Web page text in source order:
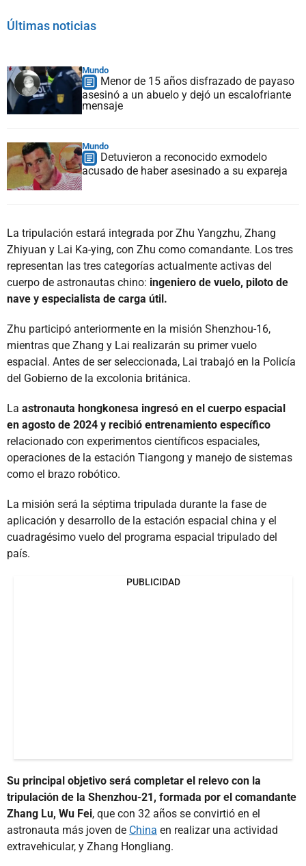
Últimas noticias
Mundo
Menor de 15 años disfrazado de payaso
asesinó a un abuelo y dejó un escalofriante
mensaje
Mundo
Detuvieron a reconocido exmodelo
acusado de haber asesinado a su expareja
La tripulación estará integrada por Zhu Yangzhu, Zhang
Zhiyuan y Lai Ka-ying, con Zhu como comandante. Los tres
representan las tres categorías actualmente activas del
cuerpo de astronautas chino: ingeniero de vuelo, piloto de
nave y especialista de carga útil.
Zhu participó anteriormente en la misión Shenzhou-16,
mientras que Zhang y Lai realizarán su primer vuelo
espacial. Antes de ser seleccionada, Lai trabajó en la Policía
del Gobierno de la excolonia británica.
La astronauta hongkonesa ingresó en el cuerpo espacial
en agosto de 2024 y recibió entrenamiento específico
relacionado con experimentos científicos espaciales,
operaciones de la estación Tiangong y manejo de sistemas
como el brazo robótico.
La misión será la séptima tripulada durante la fase de
aplicación y desarrollo de la estación espacial china y el
cuadragésimo vuelo del programa espacial tripulado del
país.
PUBLICIDAD
Su principal objetivo será completar el relevo con la
tripulación de la Shenzhou-21, formada por el comandante
Zhang Lu, Wu Fei, que con 32 años se convirtió en el
astronauta más joven de China en realizar una actividad
extravehicular, y Zhang Hongliang.